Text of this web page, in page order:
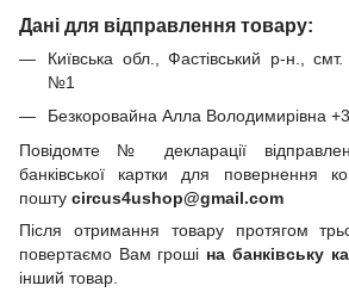
Дані для відправлення товару:
Київська обл., Фастівський р-н., смт.
№1
Безкоровайна Алла Володимирівна
Повідомте № декларації
банківської картки для повернення
пошту circus4ushop@gmail.com
Після отримання товару протягом
повертаємо Вам гроші на банківську
інший товар.